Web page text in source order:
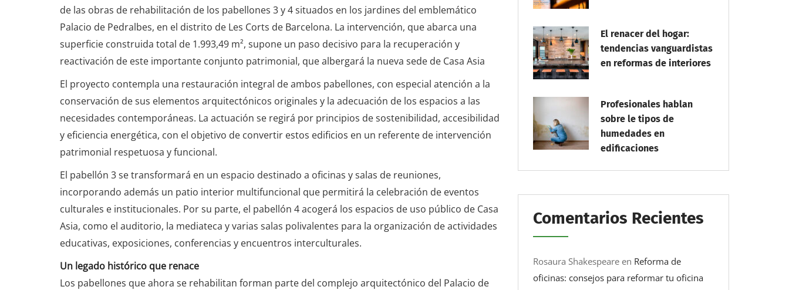
de las obras de rehabilitación de los pabellones 3 y 4 situados en los jardines del emblemático
Palacio de Pedralbes, en el distrito de Les Corts de Barcelona. La intervención, que abarca una
superficie construida total de 1.993,49 m², supone un paso decisivo para la recuperación y
reactivación de este importante conjunto patrimonial, que albergará la nueva sede de Casa Asia
El proyecto contempla una restauración integral de ambos pabellones, con especial atención a la
conservación de sus elementos arquitectónicos originales y la adecuación de los espacios a las
necesidades contemporáneas. La actuación se regirá por principios de sostenibilidad, accesibilidad
y eficiencia energética, con el objetivo de convertir estos edificios en un referente de intervención
patrimonial respetuosa y funcional.
El pabellón 3 se transformará en un espacio destinado a oficinas y salas de reuniones,
incorporando además un patio interior multifuncional que permitirá la celebración de eventos
culturales e institucionales. Por su parte, el pabellón 4 acogerá los espacios de uso público de Casa
Asia, como el auditorio, la mediateca y varias salas polivalentes para la organización de actividades
educativas, exposiciones, conferencias y encuentros interculturales.
Un legado histórico que renace
Los pabellones que ahora se rehabilitan forman parte del complejo arquitectónico del Palacio de
El renacer del hogar:
tendencias vanguardistas
en reformas de interiores
Profesionales hablan
sobre le tipos de
humedades en
edificaciones
Comentarios Recientes
Rosaura Shakespeare en Reforma de
oficinas: consejos para reformar tu oficina